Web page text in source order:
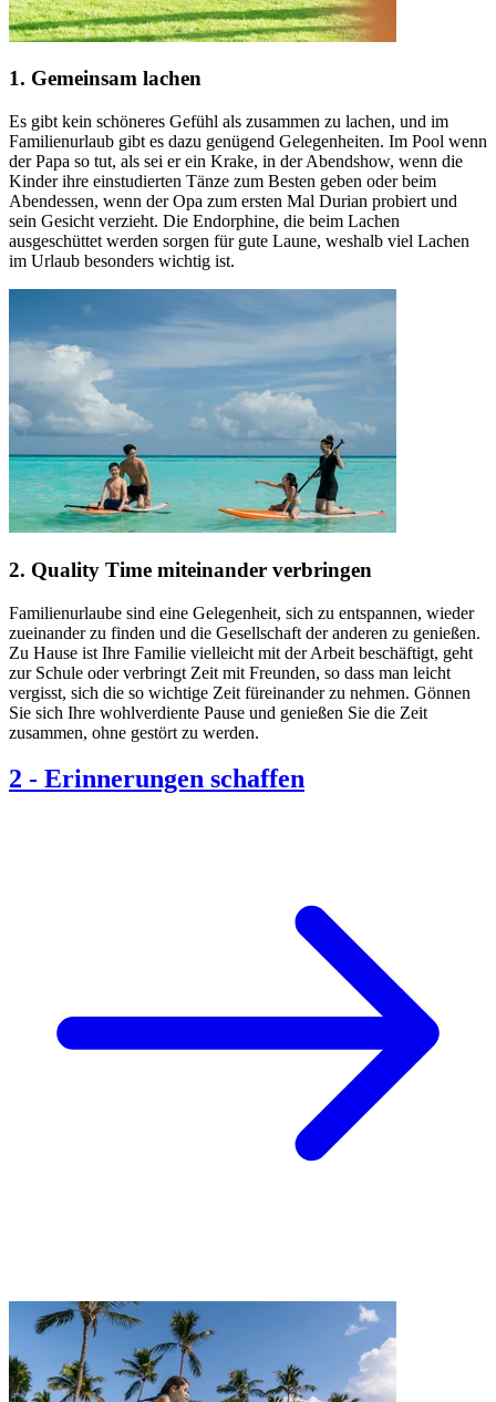
1. Gemeinsam lachen
Es gibt kein schöneres Gefühl als zusammen zu lachen, und im
Familienurlaub gibt es dazu genügend Gelegenheiten. Im Pool wenn
der Papa so tut, als sei er ein Krake, in der Abendshow, wenn die
Kinder ihre einstudierten Tänze zum Besten geben oder beim
Abendessen, wenn der Opa zum ersten Mal Durian probiert und
sein Gesicht verzieht. Die Endorphine, die beim Lachen
ausgeschüttet werden sorgen für gute Laune, weshalb viel Lachen
im Urlaub besonders wichtig ist.
2. Quality Time miteinander verbringen
Familienurlaube sind eine Gelegenheit, sich zu entspannen, wieder
zueinander zu finden und die Gesellschaft der anderen zu genießen.
Zu Hause ist Ihre Familie vielleicht mit der Arbeit beschäftigt, geht
zur Schule oder verbringt Zeit mit Freunden, so dass man leicht
vergisst, sich die so wichtige Zeit füreinander zu nehmen. Gönnen
Sie sich Ihre wohlverdiente Pause und genießen Sie die Zeit
zusammen, ohne gestört zu werden.
2 - Erinnerungen schaffen